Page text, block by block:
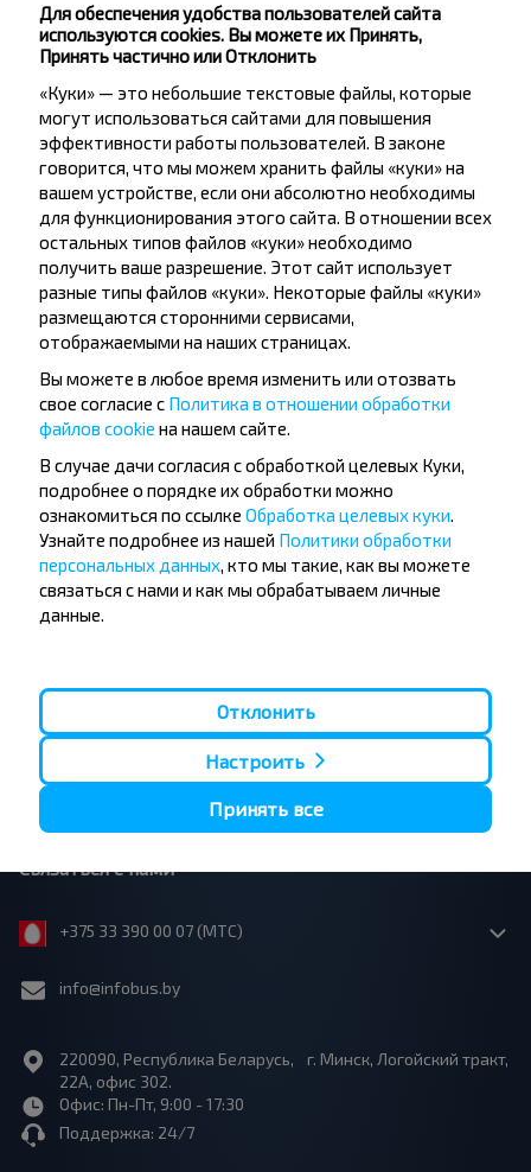
Популярные автобусные
направления
Орша - Могилёв
Минск - Несвиж
Минск - Могилёв
Минск - Пинск
Минск - Брест
Минск - Гомель
Минск - Бобруйск
Минск - Барановичи
Гомель - Минск
Брест - Тересполь
Брест - Беловежская Пуща
Брест - Минск
Варшава - Минск
Санкт-Петербург - Минск
Вильнюс - Минск
Полоцк - Рига
Москва - Брест
Минск - Вильнюс
Минск - Варшава
Минск - Москва
Москва - Барановичи
Брест - Люблин
Брест - Варшава
О нас
Страницы сайта
Юридическая информация
Связаться с нами
+375 33 390 00 07 (МТС)
info@infobus.by
220090, Республика Беларусь, г. Минск, Логойский тракт,
22А, офис 302.
Офис: Пн-Пт, 9:00 - 17:30
Поддержка: 24/7
Для обеспечения удобства пользователей сайта
используются cookies. Вы можете их Принять,
Принять частично или Отклонить
«Куки» — это небольшие текстовые файлы, которые
могут использоваться сайтами для повышения
эффективности работы пользователей. В законе
говорится, что мы можем хранить файлы «куки» на
вашем устройстве, если они абсолютно необходимы
для функционирования этого сайта. В отношении всех
остальных типов файлов «куки» необходимо
получить ваше разрешение. Этот сайт использует
разные типы файлов «куки». Некоторые файлы «куки»
размещаются сторонними сервисами,
отображаемыми на наших страницах.
Вы можете в любое время изменить или отозвать
свое согласие с Политика в отношении обработки
файлов cookie на нашем сайте.
В случае дачи согласия с обработкой целевых Куки,
подробнее о порядке их обработки можно
ознакомиться по ссылке Обработка целевых куки
Узнайте подробнее из нашей Политики обработки
персональных данных , кто мы такие, как вы можете
связаться с нами и как мы обрабатываем личные
данные.
Отклонить
Настроить
Принять все